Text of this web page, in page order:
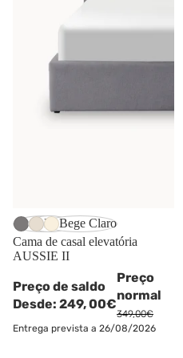
-29%
Cinzento
BegeBege Claro
Cama de casal elevatória
AUSSIE II
Preço de saldo
Desde: 249,00€
Preço
normal
349,00€
Entrega prevista a 26/08/2026